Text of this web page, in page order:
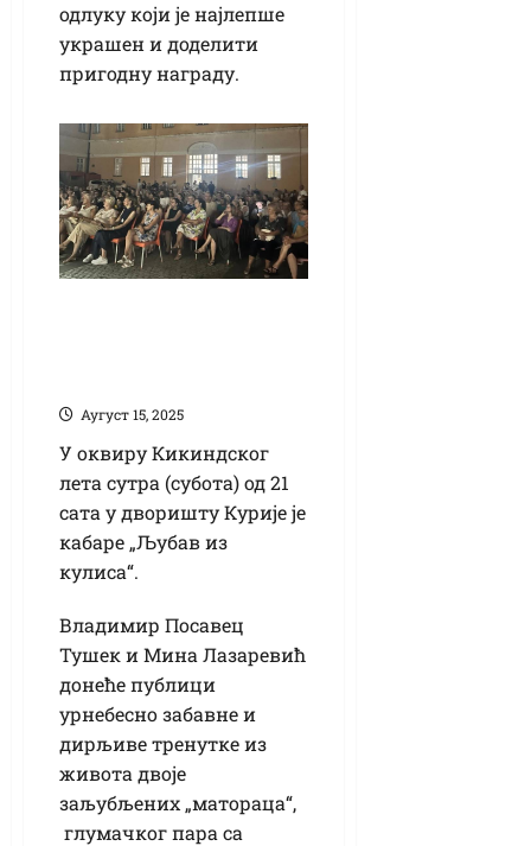
одлуку који је најлепше
украшен и доделити
пригодну награду.
Аугуст 15, 2025
У оквиру Кикиндског
лета сутра (субота) од 21
сата у дворишту Курије је
кабаре „Љубав из
кулиса“.
Владимир Посавец
Тушек и Мина Лазаревић
донеће публици
урнебесно забавне и
дирљиве тренутке из
живота двоје
заљубљених „матораца“,
глумачког пара са